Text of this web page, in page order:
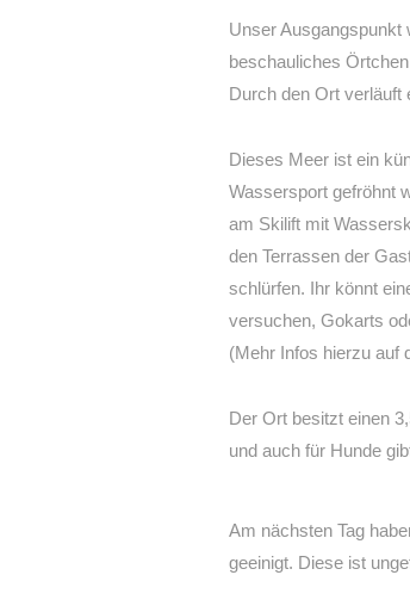
Unser Ausgangspunkt
beschauliches
Durch den Ort verläuft
Dieses Meer ist ein
Wassersport gefröhnt
am Skilift mit
den Terrassen der
schlürfen. Ihr könnt
versuchen, Gokarts
(Mehr Infos hierzu auf
Der Ort besitzt einen
und auch für Hunde
Am nächsten Tag
geeinigt. Diese ist